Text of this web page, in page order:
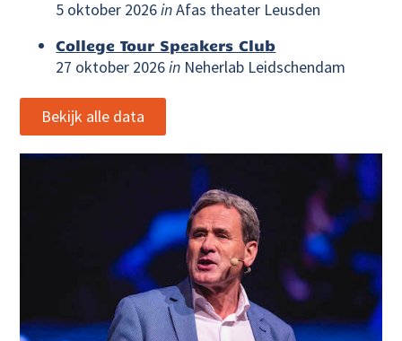
5 oktober 2026inAfas theater Leusden
College Tour Speakers Club
27 oktober 2026in Neherlab Leidschendam
Bekijk alle data